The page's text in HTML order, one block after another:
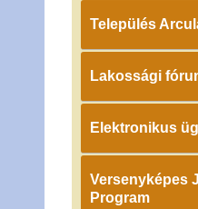
Település
Lakossági
Elektronikus
Versenyképes
Program